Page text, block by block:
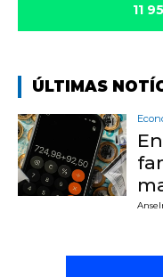
11
ÚLTIMAS